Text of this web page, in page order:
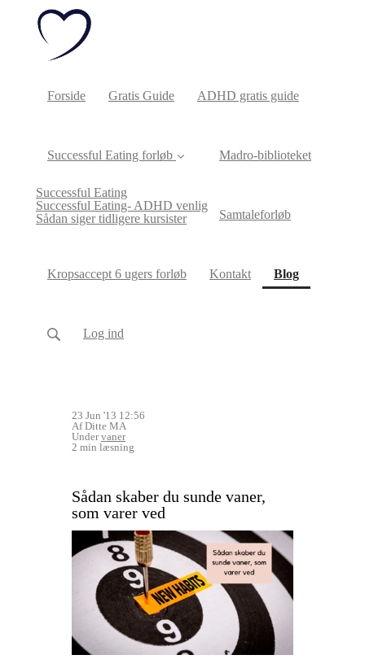
Forside Gratis Guide ADHD gratis guide
Successful Eating forløb
Successful Eating
Successful Eating- ADHD venlig
Sådan siger tidligere kursister
Madro-biblioteket
Samtaleforløb
Kropsaccept 6 ugers forløb Kontakt Blog(current)
Log ind
23 Jun '13 12:56
Af Ditte MA
Undervaner
2 min læsning
Sådan skaber du sunde vaner,
som varer ved